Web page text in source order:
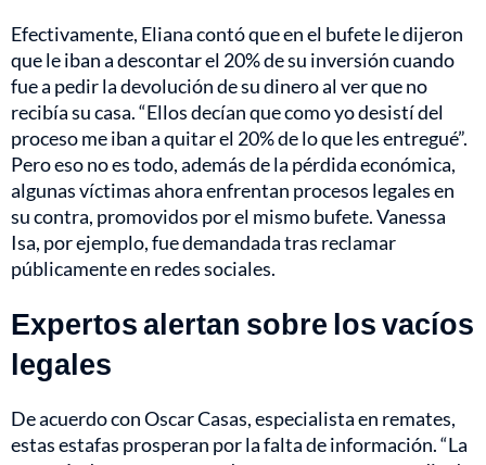
Efectivamente, Eliana contó que en el bufete le dijeron
que le iban a descontar el 20% de su inversión cuando
fue a pedir la devolución de su dinero al ver que no
recibía su casa. “Ellos decían que como yo desistí del
proceso me iban a quitar el 20% de lo que les entregué”.
Pero eso no es todo, además de la pérdida económica,
algunas víctimas ahora enfrentan procesos legales en
su contra, promovidos por el mismo bufete. Vanessa
Isa, por ejemplo, fue demandada tras reclamar
públicamente en redes sociales.
Expertos alertan sobre los vacíos
legales
De acuerdo con Oscar Casas, especialista en remates,
estas estafas prosperan por la falta de información. “La